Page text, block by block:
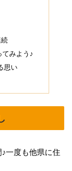
てみよう♪
思い
一度も他県に住